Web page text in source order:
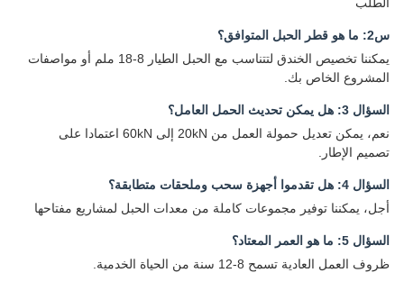
يمكننا تخصيص الخندق لتتناسب مع الحبل الطيار 8-18 ملم أو مواصفات
بك.
نعم، يمكن تعديل حمولة العمل من 20kN إلى 60kN اعتمادا على
مجموعات كاملة من معدات الحبل لمشاريع مفتاحها
12 سنة من الحياة الخدمية.